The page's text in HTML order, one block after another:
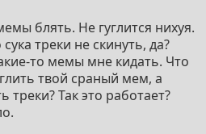
блять. Не гуглится нихуя.
треки не скинуть, да?
то мемы мне кидать. Что
твой сраный мем, а
треки? Так это работает?